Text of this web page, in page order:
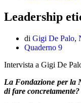
Leadership
di Gigi De Palo,
Quaderno 9
Intervista a Gigi De
La Fondazione per la
di fare concretamente?